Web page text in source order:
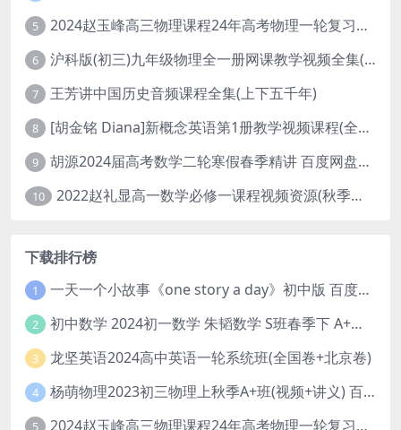
5 2024赵玉峰高三物理课程24年高考物理一轮复习网课教程
6 沪科版(初三)九年级物理全一册网课教学视频全集(录播版 杜春雨 66讲)
7 王芳讲中国历史音频课程全集(上下五千年)
8 [胡金铭 Diana]新概念英语第1册教学视频课程(全集 百度网盘下载)
9 胡源2024届高考数学二轮寒假春季精讲 百度网盘分享
10 2022赵礼显高一数学必修一课程视频资源(秋季班 含讲义)百度网盘云
下载排行榜
1 一天一个小故事《one story a day》初中版 百度网盘分享下载
2 初中数学 2024初一数学 朱韬数学 S班春季下 A+班春季下 百度云网盘
3 龙坚英语2024高中英语一轮系统班(全国卷+北京卷)
4 杨萌物理2023初三物理上秋季A+班(视频+讲义) 百度网盘分享
5 2024赵玉峰高三物理课程24年高考物理一轮复习网课教程